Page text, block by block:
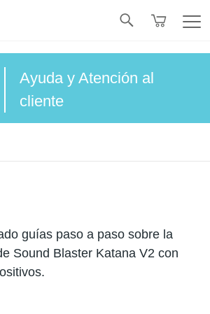
Ayuda y Atención al
cliente
guías paso a paso sobre la
Sound Blaster Katana V2 con